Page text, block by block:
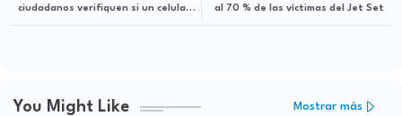
al 70 % de las víctimas del Jet Set
ciudadanos verifiquen si un celular
You Might Like Mostrar más